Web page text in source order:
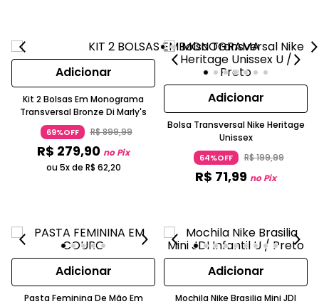
Adicionar
Kit 2 Bolsas Em Monograma
Transversal Bronze Di Marly's
69%OFF R$899,99
R$ 279,90 no Pix
ou 5x de R$ 62,20
Adicionar
Bolsa Transversal Nike Heritage
Unissex
64%OFF R$199,99
R$ 71,99 no Pix
Adicionar
Pasta Feminina De Mão Em
Adicionar
Mochila Nike Brasilia Mini JDI